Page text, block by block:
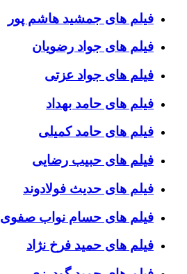
فیلم های جمشید هاشم پور
فیلم های جواد رضویان
فیلم های جواد عزتی
فیلم های حامد بهداد
فیلم های حامد کمیلی
فیلم های حبیب رضایی
فیلم های حدیث فولادوند
فیلم های حسام نواب صفوی
فیلم های حمید فرخ نژاد